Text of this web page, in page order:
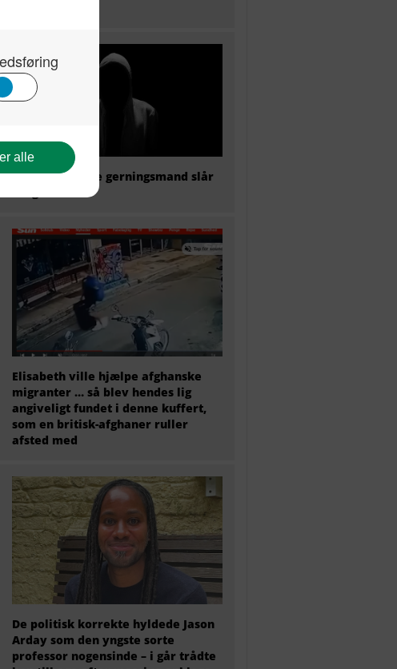
Den formodede gerningsmand slår
Elisabeth ville hjælpe afghanske
migranter … så blev hendes lig
angiveligt fundet i denne kuffert,
som en britisk-afghaner ruller
afsted med
De politisk korrekte hyldede Jason
Arday som den yngste sorte
professor nogensinde – i går trådte